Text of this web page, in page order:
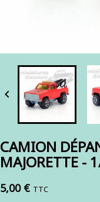

CAMION
MAJORETTE -
5,00 € TTC